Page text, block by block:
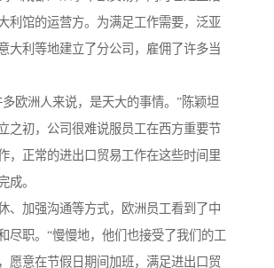
利馆的运营方。为满足工作需要，泛亚
大利等地建立了分公司，雇佣了许多当
欧洲人来说，是天大的事情。”陈颖坦
之初，公司很难说服员工在西方重要节
，正常的进出口贸易工作在这些时间里
成。
、加强沟通等方式，欧洲员工看到了中
尽职。“慢慢地，他们也接受了我们的工
愿意在节假日期间加班，满足进出口贸